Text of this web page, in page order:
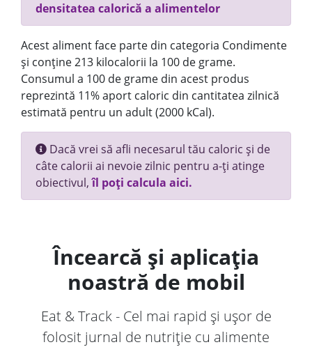
densitatea calorică a alimentelor
Acest aliment face parte din categoria Condimente
și conține 213 kilocalorii la 100 de grame.
Consumul a 100 de grame din acest produs
reprezintă 11% aport caloric din cantitatea zilnică
estimată pentru un adult (2000 kCal).
Dacă vrei să afli necesarul tău caloric și de
câte calorii ai nevoie zilnic pentru a-ți atinge
obiectivul,îl poți calcula aici.
Încearcă și aplicația
noastră de mobil
Eat & Track - Cel mai rapid și ușor de
folosit jurnal de nutriție cu alimente